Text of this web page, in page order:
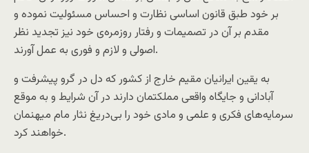
بر خود طبق قانون اساسی نظارت و احساس مسئولیت نموده و
مقدم بر آن در تصمیمات و رفتار روزمره‌ی خود نیز تجدید نظر
اصولی و لازم و فوری به عمل آورند.
به یقین ایرانیان مقیم خارج از کشور که دل در گرو پیشرفت و
آبادانی و جایگاه واقعی مملکتمان دارند در آن شرایط و به موقع
سرمایه‌های فکری و علمی و مادی خود را بی‌دریغ نثار مام میهنمان
خواهند کرد.